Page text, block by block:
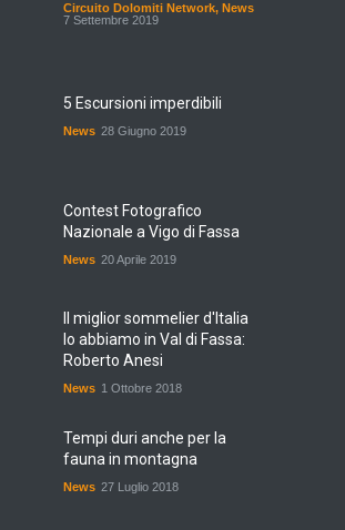
Circuito Dolomiti Network, News
7 Settembre 2019
5 Escursioni imperdibili
News 28 Giugno 2019
Contest Fotografico
Nazionale a Vigo di Fassa
News 20 Aprile 2019
Il miglior sommelier d'Italia
lo abbiamo in Val di Fassa:
Roberto Anesi
News 1 Ottobre 2018
Tempi duri anche per la
fauna in montagna
News 27 Luglio 2018